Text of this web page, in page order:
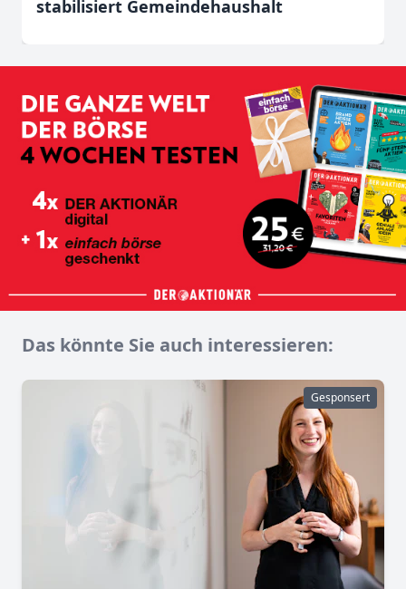
stabilisiert Gemeindehaushalt
Das könnte Sie auch interessieren:
Gesponsert